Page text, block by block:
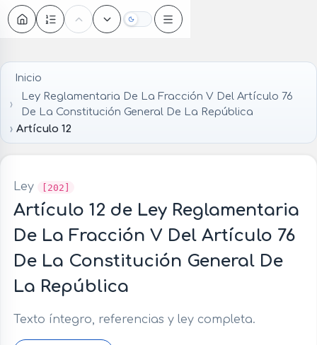
Oscuro
Inicio
Ley Reglamentaria De La Fracción V Del Artículo 76
De La Constitución General De La República
Artículo 12
Ley [202]
Artículo 12 de Ley Reglamentaria
De La Fracción V Del Artículo 76
De La Constitución General De
La República
Texto íntegro, referencias y ley completa.